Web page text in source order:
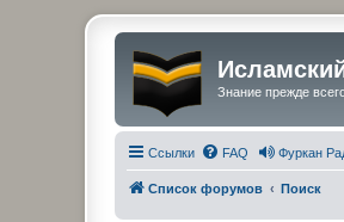
Знание прежде
Ссылки FAQ Фуркан
Список форумов Поиск